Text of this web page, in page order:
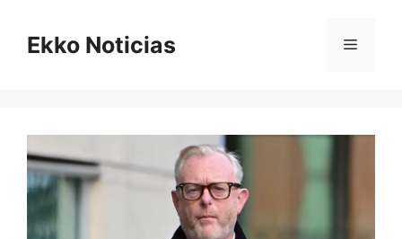
contenido
Ekko Noticias Menú